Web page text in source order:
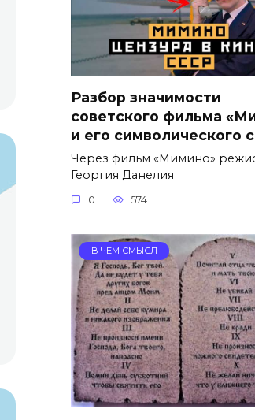
Разбор значимости
советского фильма
и его символического
Через фильм «Мимино»
Георгия Данелия
0 574
В ЧЕМ СМЫСЛ